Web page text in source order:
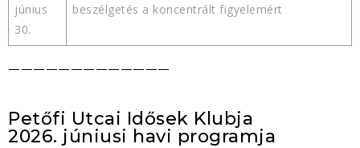
június
30.
beszélgetés a koncentrált figyelemért
—————————————
Petőfi Utcai Idősek Klubja
2026. júniusi havi programja